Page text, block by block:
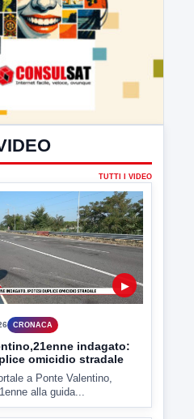
TUTTI I VIDEO